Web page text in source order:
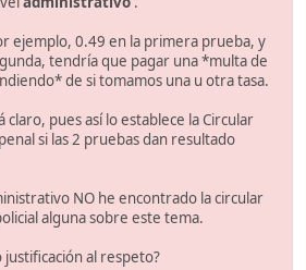
ejemplo, 0.49 en la primera prueba, y
tendría que pagar una *multa de
de si tomamos una u otra tasa.
claro, pues así lo establece la Circular
si las 2 pruebas dan resultado
NO he encontrado la circular
alguna sobre este tema.
al respeto?